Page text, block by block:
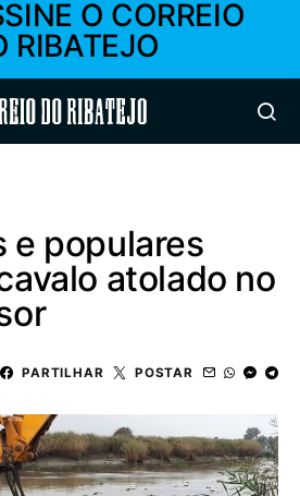
O CORREIO
RIBATEJO
do Ribatejo
e populares
atolado no
PARTILHAR POSTAR